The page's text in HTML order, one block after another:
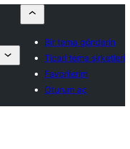
Bir tema gönderin
Ticari tema şirketleri
Favorilerim
Oturum aç